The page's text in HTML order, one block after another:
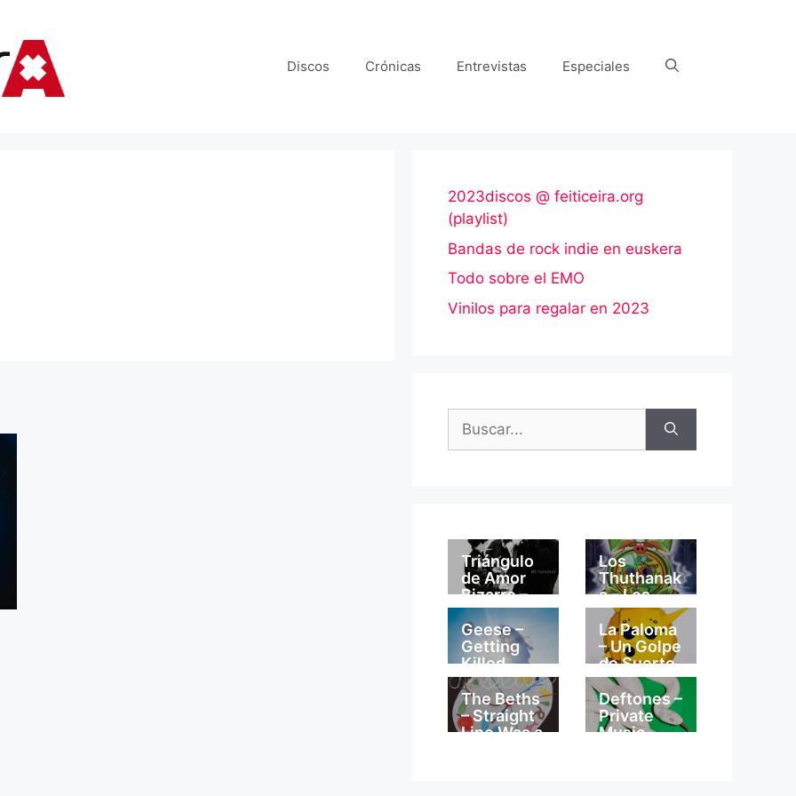
Discos Crónicas Entrevistas Especiales
2023discos @ feiticeira.org
(playlist)
Bandas de rock indie en euskera
Todo sobre el EMO
Vinilos para regalar en 2023
Triángulo
de Amor
Bizarro –
Mi
Catedral
Los
Thuthanak
a – Los
Thuthanak
a
Geese –
Getting
Killed
La Paloma
– Un Golpe
de Suerte
The Beths
– Straight
Line Was a
Deftones –
Private
Music